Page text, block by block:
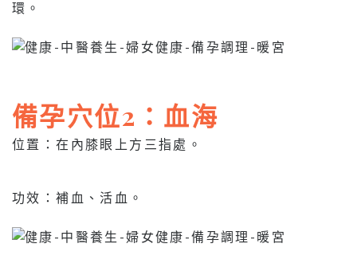
環。
備孕穴位2：血海
位置：在內膝眼上方三指處。
功效：補血、活血。